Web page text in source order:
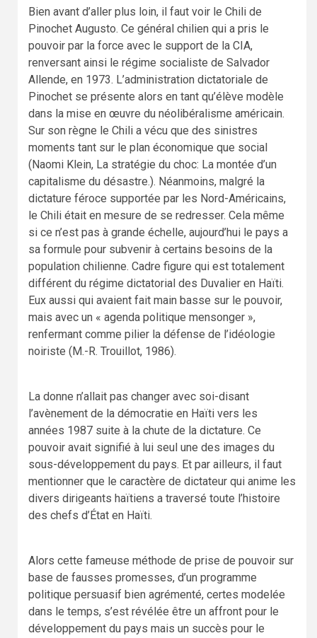
Bien avant d’aller plus loin, il faut voir le Chili de
Pinochet Augusto. Ce général chilien qui a pris le
pouvoir par la force avec le support de la CIA,
renversant ainsi le régime socialiste de Salvador
Allende, en 1973. L’administration dictatoriale de
Pinochet se présente alors en tant qu’élève modèle
dans la mise en œuvre du néolibéralisme américain.
Sur son règne le Chili a vécu que des sinistres
moments tant sur le plan économique que social
(Naomi Klein, La stratégie du choc: La montée d’un
capitalisme du désastre.). Néanmoins, malgré la
dictature féroce supportée par les Nord-Américains,
le Chili était en mesure de se redresser. Cela même
si ce n’est pas à grande échelle, aujourd’hui le pays a
sa formule pour subvenir à certains besoins de la
population chilienne. Cadre figure qui est totalement
différent du régime dictatorial des Duvalier en Haïti.
Eux aussi qui avaient fait main basse sur le pouvoir,
mais avec un « agenda politique mensonger »,
renfermant comme pilier la défense de l’idéologie
noiriste (M.-R. Trouillot, 1986).
La donne n’allait pas changer avec soi-disant
l’avènement de la démocratie en Haïti vers les
années 1987 suite à la chute de la dictature. Ce
pouvoir avait signifié à lui seul une des images du
sous-développement du pays. Et par ailleurs, il faut
mentionner que le caractère de dictateur qui anime les
divers dirigeants haïtiens a traversé toute l’histoire
des chefs d’État en Haïti.
Alors cette fameuse méthode de prise de pouvoir sur
base de fausses promesses, d’un programme
politique persuasif bien agrémenté, certes modelée
dans le temps, s’est révélée être un affront pour le
développement du pays mais un succès pour le